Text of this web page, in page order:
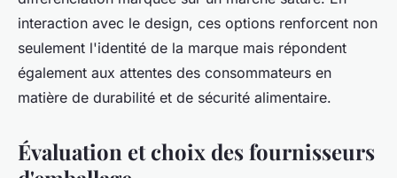
interaction avec le design, ces options renforcent non
seulement l'identité de la marque mais répondent
également aux attentes des consommateurs en
matière de durabilité et de sécurité alimentaire.
Évaluation et choix des fournisseurs